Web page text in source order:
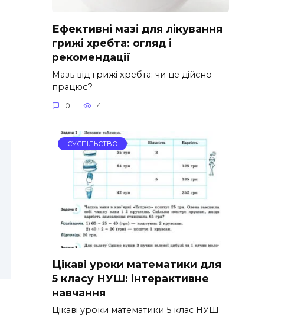
Ефективні мазі для лікування
грижі хребта: огляд і
рекомендації
Мазь від грижі хребта: чи це дійсно
працює?
0 4
СУСПІЛЬСТВО
Цікаві уроки математики для
5 класу НУШ: інтерактивне
навчання
Цікаві уроки математики 5 клас НУШ